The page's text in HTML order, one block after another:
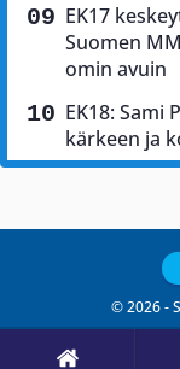
EK17
Suomen
omin avuin
EK18: Sami
kärkeen ja
© 2026 -